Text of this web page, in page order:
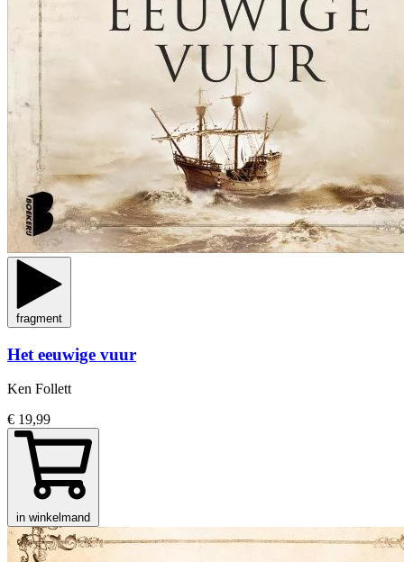
fragment
Het eeuwige vuur
Ken Follett
€ 19,99
in winkelmand